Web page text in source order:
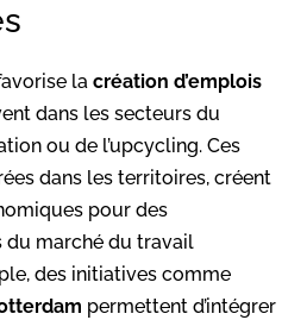
la création d’emplois
dans les secteurs du
ou de l’upcycling. Ces
dans les territoires, créent
pour des
marché du travail
des initiatives comme
permettent d’intégrer